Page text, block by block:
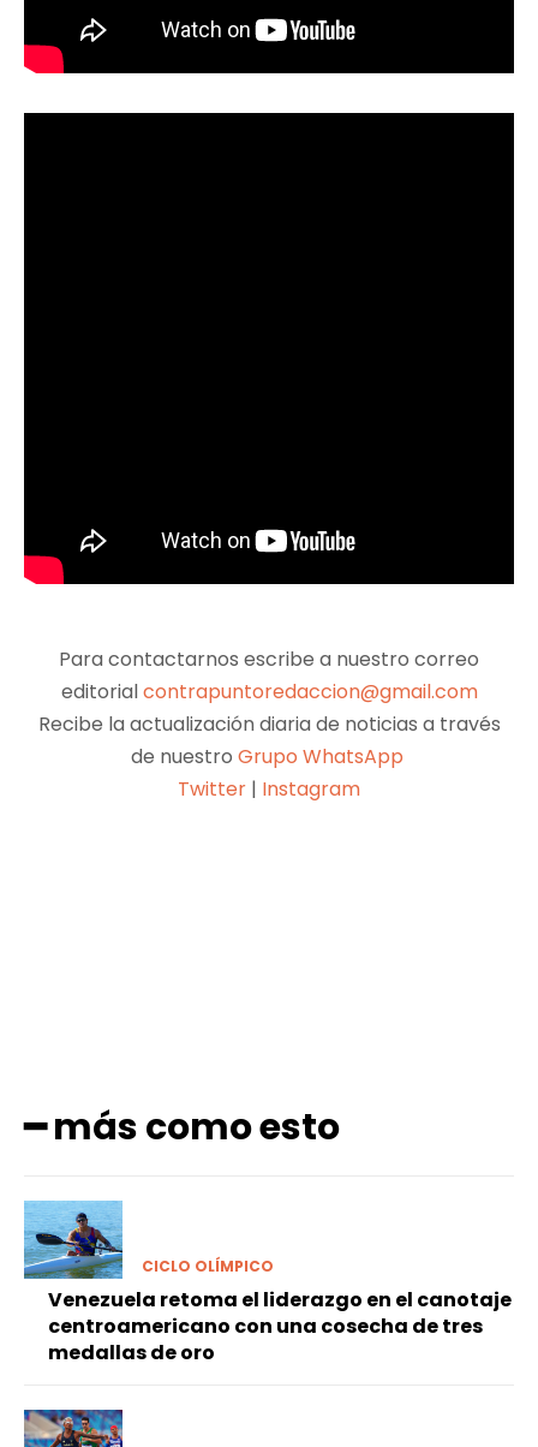
Para contactarnos escribe a nuestro correo
editorialcontrapuntoredaccion@gmail.com
Recibe la actualización diaria de noticias a través
de nuestro Grupo WhatsApp
Twitter | Instagram
━ más como esto
CICLO OLÍMPICO
Venezuela retoma el liderazgo en el canotaje
centroamericano con una cosecha de tres
medallas de oro